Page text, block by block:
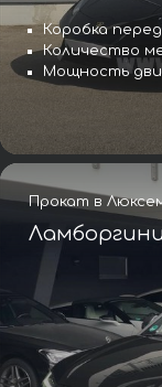
Коробка
Количество
Мощность
Прокат в